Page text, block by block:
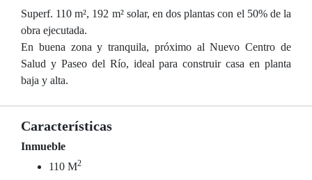
Superf. 110 m², 192 m² solar, en dos plantas con el 50% de la
obra ejecutada.
En buena zona y tranquila, próximo al Nuevo Centro de
Salud y Paseo del Río, ideal para construir casa en planta
baja y alta.
Características
Inmueble
110 M2